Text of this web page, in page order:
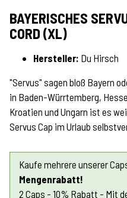
BAYERISCHES
CORD (XL)
Hersteller: Du Hirsch
"Servus" sagen bloß Bayern
in Baden-Würrtemberg,
Kroatien und Ungarn ist es
Servus Cap im Urlaub
Kaufe mehrere unserer
Mengenrabatt!
2 Caps - 10% Rabatt - Mit